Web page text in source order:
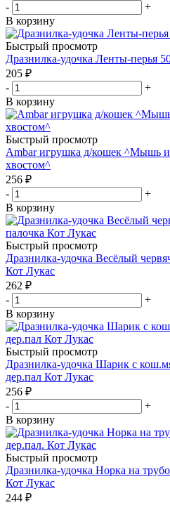
-
+
В корзину
Быстрый просмотр
Дразнилка-удочка Ленты-перья
205 ₽
-
+
В корзину
Быстрый просмотр
Ambar игрушка д/кошек ^Мышь
хвостом^
256 ₽
-
+
В корзину
Быстрый просмотр
Дразнилка-удочка Весёлый
Кот Лукас
262 ₽
-
+
В корзину
Быстрый просмотр
Дразнилка-удочка Шарик с
дер.пал Кот Лукас
256 ₽
-
+
В корзину
Быстрый просмотр
Дразнилка-удочка Норка на
Кот Лукас
244 ₽